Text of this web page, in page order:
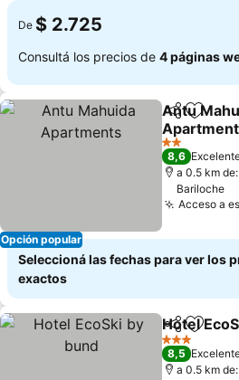
De $ 2.725
Consultá los precios de 4 páginas
Opción popular
Compartir
Antu
Ver precios
2 Estrellas
8,6
a 0.5 km
Bariloche
Acceso a
Seleccioná las fechas para ver los
exactos
Compartir
Hotel
3 Estrellas
8,5
a 0.5 km